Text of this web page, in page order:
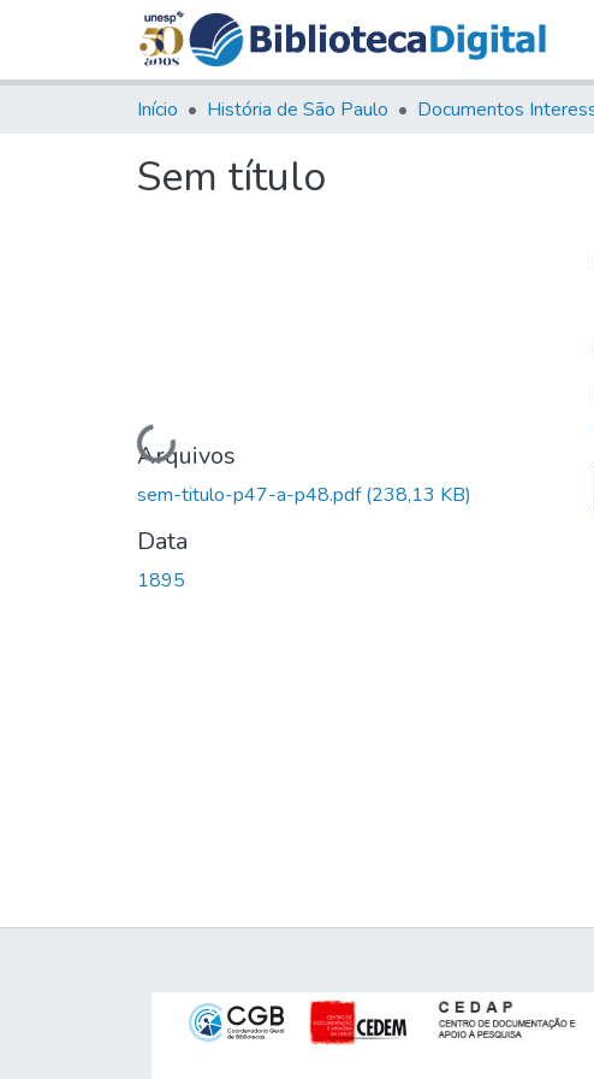
Início História de São Paulo Documentos
Sem título
Carregando...
Arquivos
sem-titulo-p47-a-p48.pdf(238,13 KB)
Data
1895